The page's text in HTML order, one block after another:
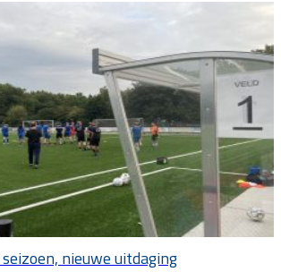
seizoen, nieuwe uitdaging